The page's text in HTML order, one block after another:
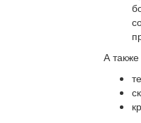
А также